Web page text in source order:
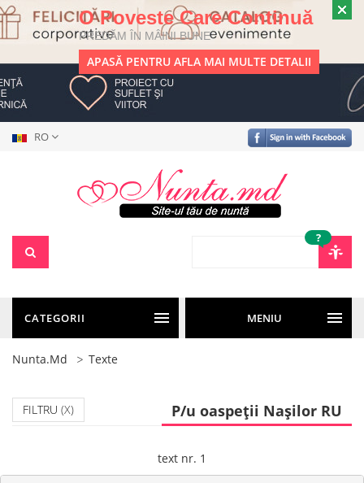
O Poveste Care Continuă
PREDĂM ÎN MÂINI BUNE
APASĂ PENTRU AFLA MAI MULTE DETALII
RO
?
CATEGORII MENIU
Nunta.md Texte
FILTRU (X) P/u oaspeții Nașilor RU
text nr. 1